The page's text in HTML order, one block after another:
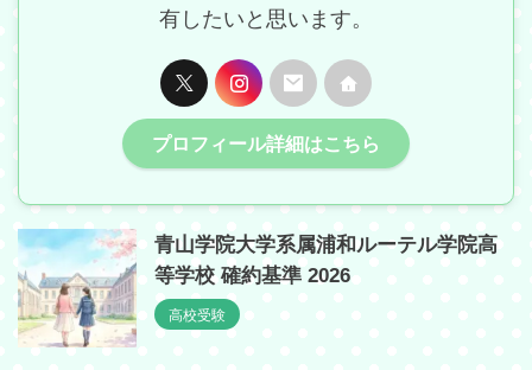
有したいと思います。
プロフィール詳細はこちら
青山学院大学系属浦和ルーテル学院高
等学校 確約基準 2026
高校受験